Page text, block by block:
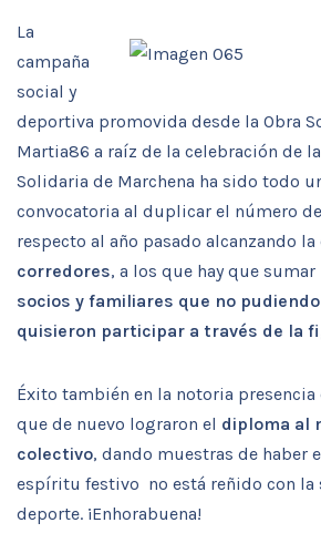
La
campaña
social y
deportiva promovida desde la Obra
Martia86 a raíz de la celebración de
Solidaria de Marchena ha sido todo
convocatoria al duplicar el número
respecto al año pasado alcanzando
corredores, a los que hay que sumar
socios y familiares que no
quisieron participar a través de la
Éxito también en la notoria
que de nuevo lograron el diploma al
colectivo, dando muestras de haber
espíritu festivo no está reñido con la
deporte. ¡Enhorabuena!